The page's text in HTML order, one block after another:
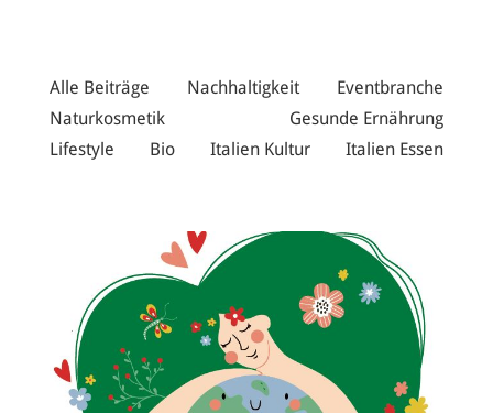
Alle Beiträge Nachhaltigkeit
Eventbranche
Naturkosmetik
Gesunde Ernährung
Lifestyle
Bio Italien Kultur Italien Essen